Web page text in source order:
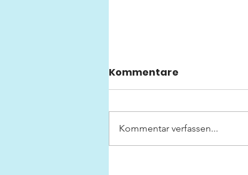
Kommentare
Kommentar verfassen...